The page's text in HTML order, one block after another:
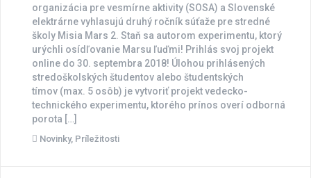
organizácia pre vesmírne aktivity (SOSA) a Slovenské
elektrárne vyhlasujú druhý ročník súťaže pre stredné
školy Misia Mars 2. Staň sa autorom experimentu, ktorý
urýchli osídľovanie Marsu ľuďmi! Prihlás svoj projekt
online do 30. septembra 2018! Úlohou prihlásených
stredoškolských študentov alebo študentských
tímov (max. 5 osôb) je vytvoriť projekt vedecko-
technického experimentu, ktorého prínos overí odborná
porota […]
Novinky, Príležitosti